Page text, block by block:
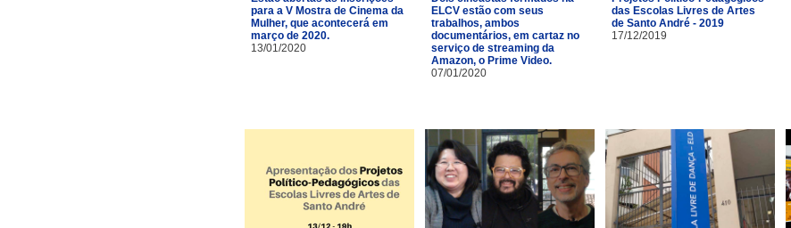
para a V Mostra de Cinema da
Mulher, que acontecerá em
março de 2020.
13/01/2020
ELCV estão com seus
trabalhos, ambos
documentários, em cartaz no
serviço de streaming da
Amazon, o Prime Video.
07/01/2020
das Escolas Livres de Artes
de Santo André - 2019
17/12/2019